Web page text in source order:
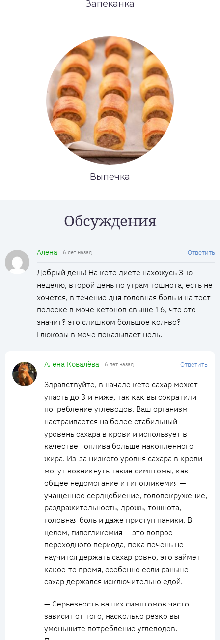
Запеканка
Выпечка
Обсуждения
Алена 6 лет назад Ответить
Добрый день! На кете диете нахожусь 3-ю
неделю, второй день по утрам тошнота, есть не
хочется, в течение дня головная боль и на тест
полоске в моче кетонов свыше 16, что это
значит? это слишком большое кол-во?
Глюкозы в моче показывает ноль.
Алена Ковалёва 6 лет назад Ответить
Здравствуйте, в начале кето сахар может
упасть до 3 и ниже, так как вы сократили
потребление углеводов. Ваш организм
настраивается на более стабильный
уровень сахара в крови и использует в
качестве топлива больше накопленного
жира. Из-за низкого уровня сахара в крови
могут возникнуть такие симптомы, как
общее недомогание и гипогликемия —
учащенное сердцебиение, головокружение,
раздражительность, дрожь, тошнота,
головная боль и даже приступ паники. В
целом, гипогликемия — это вопрос
переходного периода, пока печень не
научится держать сахар ровно, это займет
какое-то время, особенно если раньше
сахар держался исключительно едой.
— Серьезность ваших симптомов часто
зависит от того, насколько резко вы
уменьшите потребление углеводов.